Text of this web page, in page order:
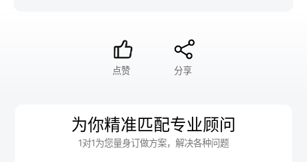
点赞 分享
为你精准匹配专业顾问
1对1为您量身订做方案，解决各种问题